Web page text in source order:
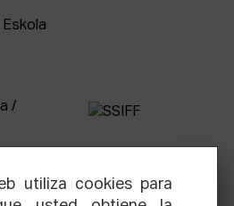
utiliza cookies para